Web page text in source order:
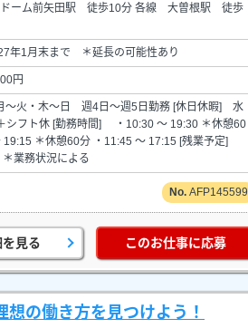
ーム前矢田駅 徒歩10分 各線 大曽根駅 徒歩
年1月末まで ＊延長の可能性あり
円
火・木～日 週4日～週5日勤務 [休日休暇] 水
シフト休 [勤務時間] ・10:30 ～ 19:30 ＊休憩60
19:15 ＊休憩60分 ・11:45 ～ 17:15 [残業予定]
業務状況による
AFP145599
見る このお仕事に応募
の働き方を見つけよう！